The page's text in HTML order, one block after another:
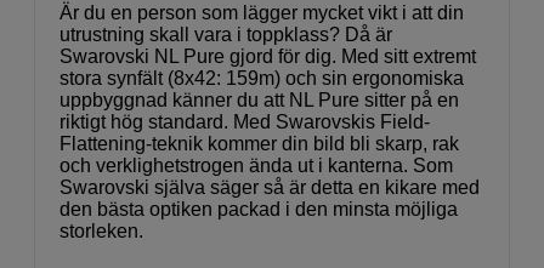
Är du en person som lägger mycket vikt i att din
utrustning skall vara i toppklass? Då är
Swarovski NL Pure gjord för dig. Med sitt extremt
stora synfält (8x42: 159m) och sin ergonomiska
uppbyggnad känner du att NL Pure sitter på en
riktigt hög standard. Med Swarovskis Field-
Flattening-teknik kommer din bild bli skarp, rak
och verklighetstrogen ända ut i kanterna. Som
Swarovski själva säger så är detta en kikare med
den bästa optiken packad i den minsta möjliga
storleken.